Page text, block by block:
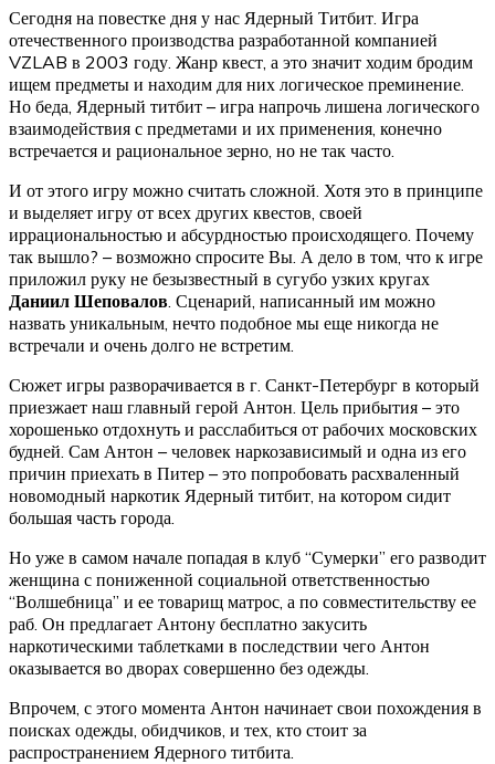
Сегодня на повестке дня у нас Ядерный Титбит. Игра
отечественного производства разработанной компанией
VZLAB в 2003 году. Жанр квест, а это значит ходим бродим
ищем предметы и находим для них логическое преминение.
Но беда, Ядерный титбит – игра напрочь лишена логического
взаимодействия с предметами и их применения, конечно
встречается и рациональное зерно, но не так часто.
И от этого игру можно считать сложной. Хотя это в принципе
и выделяет игру от всех других квестов, своей
иррациональностью и абсурдностью происходящего. Почему
так вышло? – возможно спросите Вы. А дело в том, что к игре
приложил руку не безызвестный в сугубо узких кругах
Даниил Шеповалов . Сценарий, написанный им можно
назвать уникальным, нечто подобное мы еще никогда не
встречали и очень долго не встретим.
Сюжет игры разворачивается в г. Санкт-Петербург в который
приезжает наш главный герой Антон. Цель прибытия – это
хорошенько отдохнуть и расслабиться от рабочих московских
будней. Сам Антон – человек наркозависимый и одна из его
причин приехать в Питер – это попробовать расхваленный
новомодный наркотик Ядерный титбит, на котором сидит
большая часть города.
Но уже в самом начале попадая в клуб “Сумерки” его разводит
женщина с пониженной социальной ответственностью
“Волшебница” и ее товарищ матрос, а по совместительству ее
раб. Он предлагает Антону бесплатно закусить
наркотическими таблетками в последствии чего Антон
оказывается во дворах совершенно без одежды.
Впрочем, с этого момента Антон начинает свои похождения в
поисках одежды, обидчиков, и тех, кто стоит за
распространением Ядерного титбита.